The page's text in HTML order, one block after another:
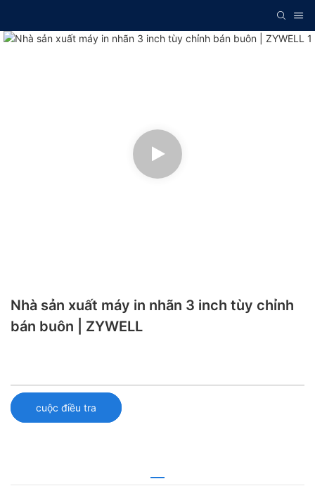
Nhà sản xuất máy in nhãn 3 inch tùy chỉnh
bán buôn | ZYWELL
cuộc điều tra